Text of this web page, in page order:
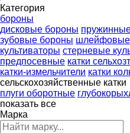
Категория
бороны
дисковые бороны
зубовые бороны
культиваторы стерневые
предпосевные катки
катки-измельчители катки
сельскохозяйственные катки
плуги оборотные
показать все
Марка